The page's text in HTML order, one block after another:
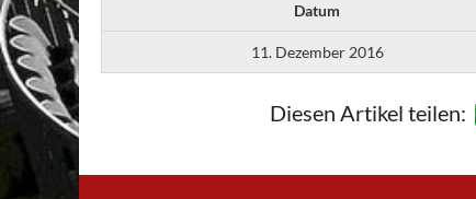
Datum
11. Dezember 2016
Diesen Artikel teilen: